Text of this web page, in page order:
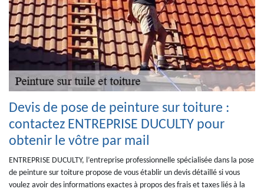
Devis de pose de peinture sur toiture :
contactez ENTREPRISE DUCULTY pour
obtenir le vôtre par mail
ENTREPRISE DUCULTY, l’entreprise professionnelle spécialisée dans la pose
de peinture sur toiture propose de vous établir un devis détaillé si vous
voulez avoir des informations exactes à propos des frais et taxes liés à la